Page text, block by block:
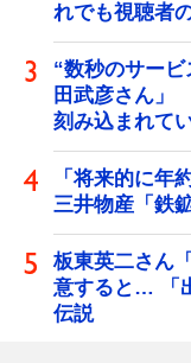
れでも視聴者
“数秒のサー
田武彦さん」
刻み込まれて
「将来的に
三井物産「鉄
板東英二さん
意すると… 「
伝説